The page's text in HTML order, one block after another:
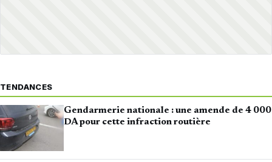
TENDANCES
Gendarmerie nationale : une amende de 4 000
DA pour cette infraction routière